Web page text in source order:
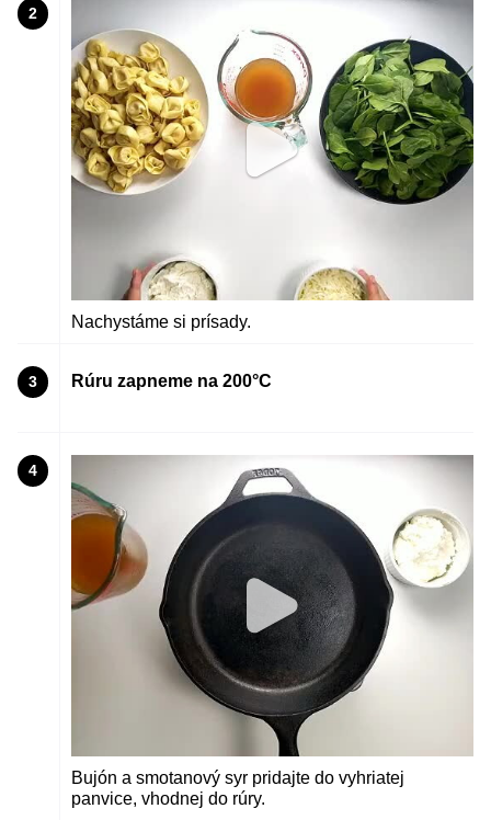
2
Nachystáme si prísady.
3 Rúru zapneme na 200°C
4
Bujón a smotanový syr pridajte do vyhriatej
panvice, vhodnej do rúry.